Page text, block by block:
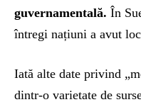
guvernamentală. În
întregi națiuni a avut
Iată alte date privind
dintr-o varietate de